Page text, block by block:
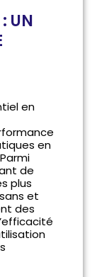
UN
en
en
de
plus
et
des